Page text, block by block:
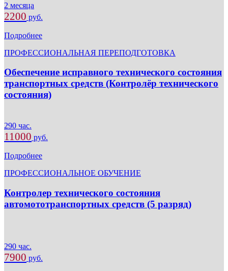
2 месяца
2200 руб.
Подробнее
ПРОФЕССИОНАЛЬНАЯ ПЕРЕПОДГОТОВКА
Обеспечение исправного технического состояния
транспортных средств (Контролёр технического
состояния)
290 час.
11000 руб.
Подробнее
ПРОФЕССИОНАЛЬНОЕ ОБУЧЕНИЕ
Контролер технического состояния
автомототранспортных средств (5 разряд)
290 час.
7900 руб.